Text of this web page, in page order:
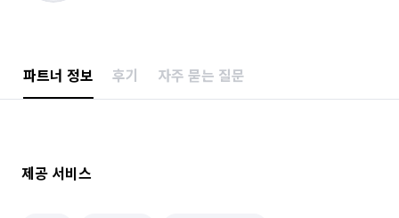
파트너 정보 후기 자주 묻는 질문
제공 서비스